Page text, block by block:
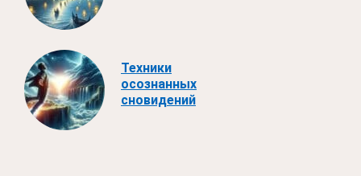
Техники
осознанных
сновидений